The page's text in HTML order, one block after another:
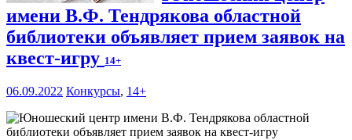
имени В.Ф. Тендрякова областной
библиотеки объявляет прием заявок на
квест-игру 14+
06.09.2022 Конкурсы, 14+